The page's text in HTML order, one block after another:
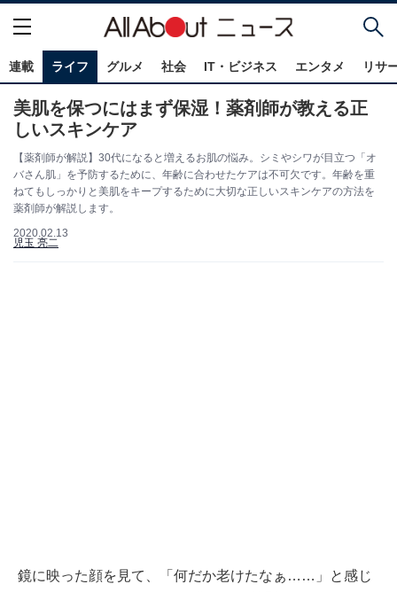
連載 ライフ グルメ 社会 IT・ビジネス エンタメ リサ
美肌を保つにはまず保湿！薬剤師が教える正
しいスキンケア
【薬剤師が解説】30代になると増えるお肌の悩み。シミやシワが目立つ「オ
バさん肌」を予防するために、年齢に合わせたケアは不可欠です。年齢を重
ねてもしっかりと美肌をキープするために大切な正しいスキンケアの方法を
薬剤師が解説します。
2020.02.13
児玉 亮二
鏡に映った顔を見て、「何だか老けたなぁ……」と感じ